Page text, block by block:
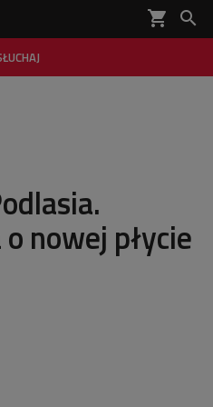
shopping_cart 

nowej płycie